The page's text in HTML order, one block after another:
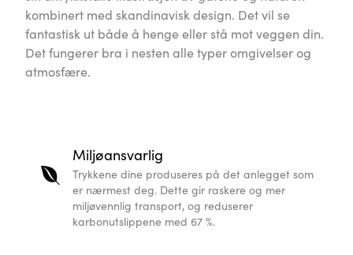
kombinert med skandinavisk design. Det vil se
fantastisk ut både å henge eller stå mot veggen din.
Det fungerer bra i nesten alle typer omgivelser og
atmosfære.
Miljøansvarlig
Trykkene dine produseres på det anlegget som
er nærmest deg. Dette gir raskere og mer
miljøvennlig transport, og reduserer
karbonutslippene med 67 %.